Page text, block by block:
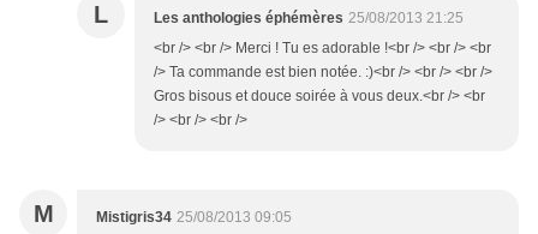
L Les anthologies éphémères 25/08/2013 21:25
<br /> <br /> Merci ! Tu es adorable !<br /> <br /> <br
/> Ta commande est bien notée. :)<br /> <br /> <br />
Gros bisous et douce soirée à vous deux.<br /> <br
/> <br /> <br />
M Mistigris34 25/08/2013 09:05